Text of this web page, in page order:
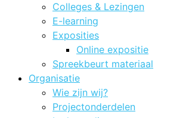
Colleges & Lezingen
E-learning
Exposities
Online expositie
Spreekbeurt materiaal
Organisatie
Wie zijn wij?
Projectonderdelen